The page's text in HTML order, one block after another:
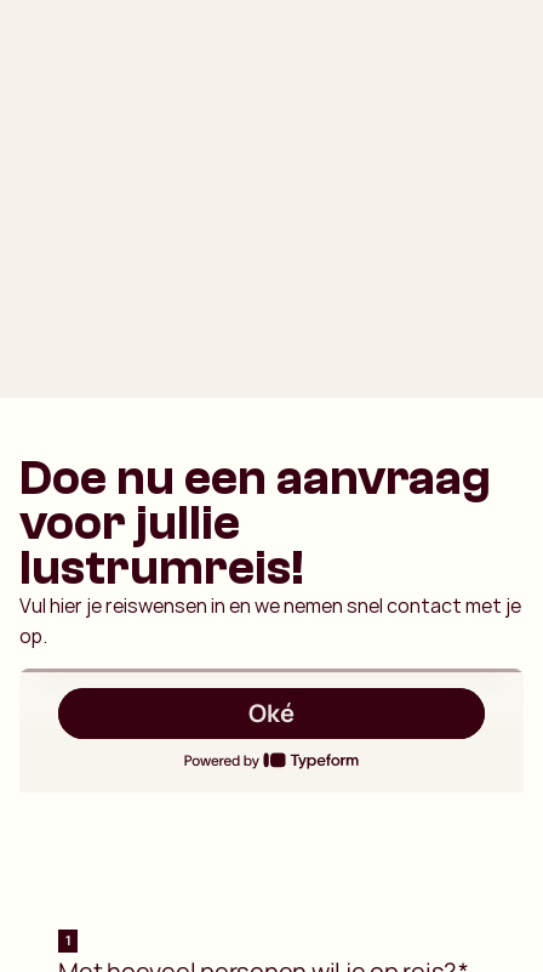
Doe nu een aanvraag
voor jullie
lustrumreis!
Vul hier je reiswensen in en we nemen snel contact met je
op.